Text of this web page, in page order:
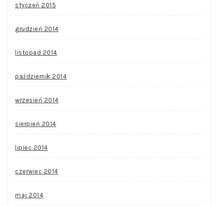
styczeń 2015
grudzień 2014
listopad 2014
październik 2014
wrzesień 2014
sierpień 2014
lipiec 2014
czerwiec 2014
maj 2014